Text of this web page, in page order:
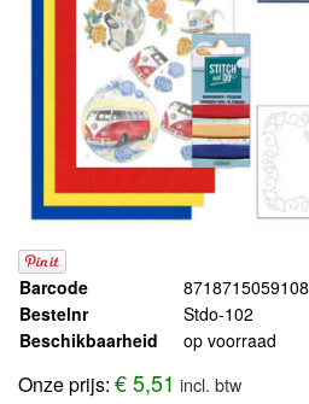
Barcode
8718715059108
Bestelnr
Stdo-102
Beschikbaarheid
op voorraad
Onze prijs: € 5,51 incl. btw